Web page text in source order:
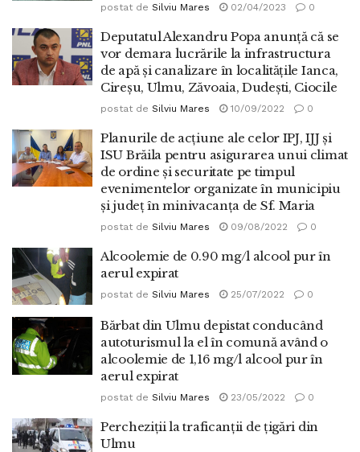
postat de Silviu Mares 02/04/2023 0
Deputatul Alexandru Popa anunță că se
vor demara lucrările la infrastructura
de apă și canalizare în localitățile Ianca,
Cireșu, Ulmu, Zăvoaia, Dudești, Ciocile
postat de Silviu Mares 10/09/2022 0
Planurile de acțiune ale celor IPJ, IJJ și
ISU Brăila pentru asigurarea unui climat
de ordine și securitate pe timpul
evenimentelor organizate în municipiu
și județ în minivacanța de Sf. Maria
postat de Silviu Mares 09/08/2022 0
Alcoolemie de 0.90 mg/l alcool pur în
aerul expirat
postat de Silviu Mares 25/07/2022 0
Bărbat din Ulmu depistat conducând
autoturismul la el în comună având o
alcoolemie de 1,16 mg/l alcool pur în
aerul expirat
postat de Silviu Mares 23/05/2022 0
Percheziții la traficanții de țigări din
Ulmu